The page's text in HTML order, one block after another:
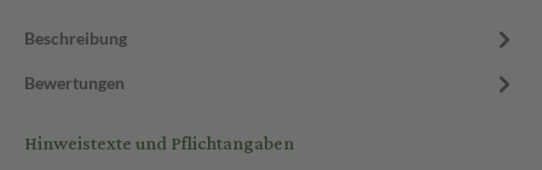
Beschreibung
Bewertungen
Hinweistexte und Pflichtangaben